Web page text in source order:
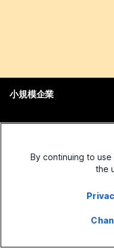
小規模企業
エンタープライズ
デバイス
次のためのソリューショ
By continuing to
the